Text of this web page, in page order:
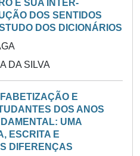
E SUA INTER-
DOS SENTIDOS
DOS DICIONÁRIOS
DA SILVA
E
DOS ANOS
UMA
ESCRITA E
DIFERENÇAS